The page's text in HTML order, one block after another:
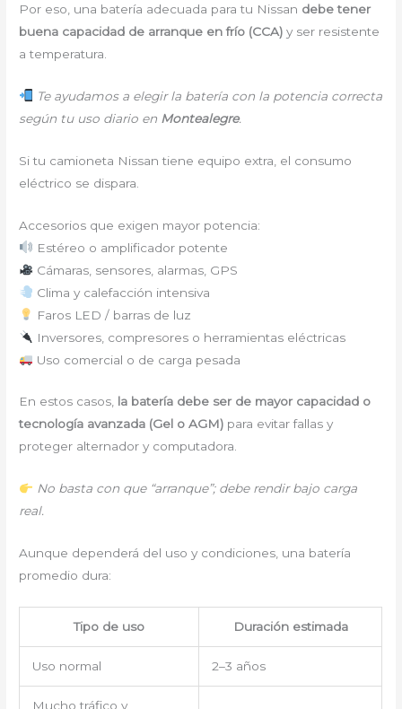
Por eso, una batería adecuada para tu Nissan debe tener
buena capacidad de arranque en frío (CCA) y ser resistente
a temperatura.
Te ayudamos a elegir la batería con la potencia correcta
según tu uso diario en Montealegre.
Si tu camioneta Nissan tiene equipo extra, el consumo
eléctrico se dispara.
Accesorios que exigen mayor potencia:
Estéreo o amplificador potente
Cámaras, sensores, alarmas, GPS
Clima y calefacción intensiva
Faros LED / barras de luz
Inversores, compresores o herramientas eléctricas
Uso comercial o de carga pesada
En estos casos, la batería debe ser de mayor capacidad o
tecnología avanzada (Gel o AGM) para evitar fallas y
proteger alternador y computadora.
No basta con que “arranque”; debe rendir bajo carga
real.
Aunque dependerá del uso y condiciones, una batería
promedio dura:
Tipo de uso Duración estimada
Uso normal 2–3 años
Mucho tráfico y